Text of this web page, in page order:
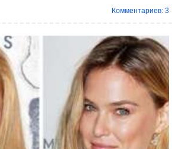
Комментариев: 3